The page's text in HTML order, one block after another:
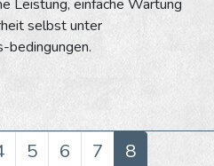
Leistung, einfache Wartung
selbst unter
bedingungen.
5 6 7 8